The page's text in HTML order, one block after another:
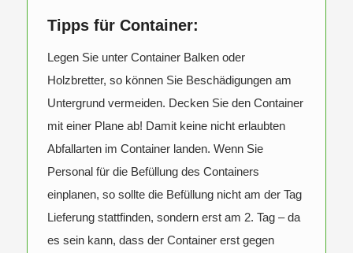
Tipps für Container:
Legen Sie unter Container Balken oder
Holzbretter, so können Sie Beschädigungen am
Untergrund vermeiden. Decken Sie den Container
mit einer Plane ab! Damit keine nicht erlaubten
Abfallarten im Container landen. Wenn Sie
Personal für die Befüllung des Containers
einplanen, so sollte die Befüllung nicht am der Tag
Lieferung stattfinden, sondern erst am 2. Tag – da
es sein kann, dass der Container erst gegen